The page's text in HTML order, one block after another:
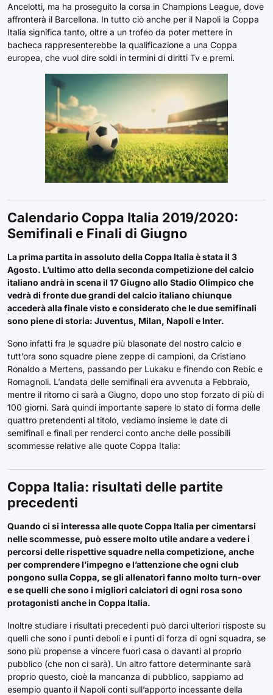
Ancelotti, ma ha proseguito la corsa in Champions League, dove
affronterà il Barcellona. In tutto ciò anche per il Napoli la Coppa
Italia significa tanto, oltre a un trofeo da poter mettere in
bacheca rappresenterebbe la qualificazione a una Coppa
europea, che vuol dire soldi in termini di diritti Tv e premi.
Calendario Coppa Italia 2019/2020:
Semifinali e Finali di Giugno
La prima partita in assoluto della Coppa Italia è stata il 3
Agosto. L’ultimo atto della seconda competizione del calcio
italiano andrà in scena il 17 Giugno allo Stadio Olimpico che
vedrà di fronte due grandi del calcio italiano chiunque
accederà alla finale visto e considerato che le due semifinali
sono piene di storia: Juventus, Milan, Napoli e Inter.
Sono infatti fra le squadre più blasonate del nostro calcio e
tutt’ora sono squadre piene zeppe di campioni, da Cristiano
Ronaldo a Mertens, passando per Lukaku e finendo con Rebic e
Romagnoli. L’andata delle semifinali era avvenuta a Febbraio,
mentre il ritorno ci sarà a Giugno, dopo uno stop forzato di più di
100 giorni. Sarà quindi importante sapere lo stato di forma delle
quattro pretendenti al titolo, vediamo insieme le date di
semifinali e finali per renderci conto anche delle possibili
scommesse relative alle quote Coppa Italia:
Coppa Italia: risultati delle partite
precedenti
Quando ci si interessa alle quote Coppa Italia per cimentarsi
nelle scommesse, può essere molto utile andare a vedere i
percorsi delle rispettive squadre nella competizione, anche
per comprendere l’impegno e l’attenzione che ogni club
pongono sulla Coppa, se gli allenatori fanno molto turn-over
e se quelli che sono i migliori calciatori di ogni rosa sono
protagonisti anche in Coppa Italia.
Inoltre studiare i risultati precedenti può darci ulteriori risposte su
quelli che sono i punti deboli e i punti di forza di ogni squadra, se
sono più propense a vincere fuori casa o davanti al proprio
pubblico (che non ci sarà). Un altro fattore determinante sarà
proprio questo, cioè la mancanza di pubblico, sappiamo ad
esempio quanto il Napoli conti sull’apporto incessante della